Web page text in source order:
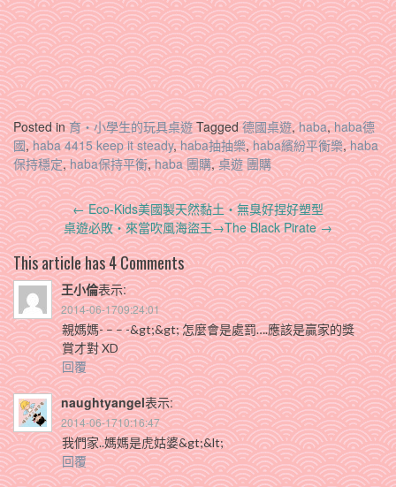
Posted in育‧小學生的玩具桌遊Tagged德國桌遊,haba,haba德
國,haba 4415 keep it steady,haba抽抽樂,haba繽紛平衡樂,haba
保持穩定,haba保持平衡,haba 團購,桌遊 團購
Post
navigation
←Eco-Kids美國製天然黏土‧無臭好捏好塑型
桌遊必敗‧來當吹風海盜王→The Black Pirate→
This article has 4 Comments
王小倫表示:
2014-06-1709:24:01
親媽媽- – – -&gt;&gt; 怎麼會是處罰….應該是贏家的獎
賞才對 XD
回覆
naughtyangel表示:
2014-06-1710:16:47
我們家..媽媽是虎姑婆&gt;&lt;
回覆